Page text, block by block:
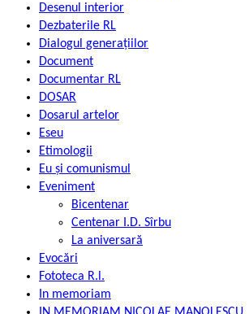
Desenul interior
Dezbaterile RL
Dialogul generațiilor
Document
Documentar RL
DOSAR
Dosarul artelor
Eseu
Etimologii
Eu și comunismul
Eveniment
Bicentenar
Centenar I.D. Sîrbu
La aniversară
Evocări
Fototeca R.l.
In memoriam